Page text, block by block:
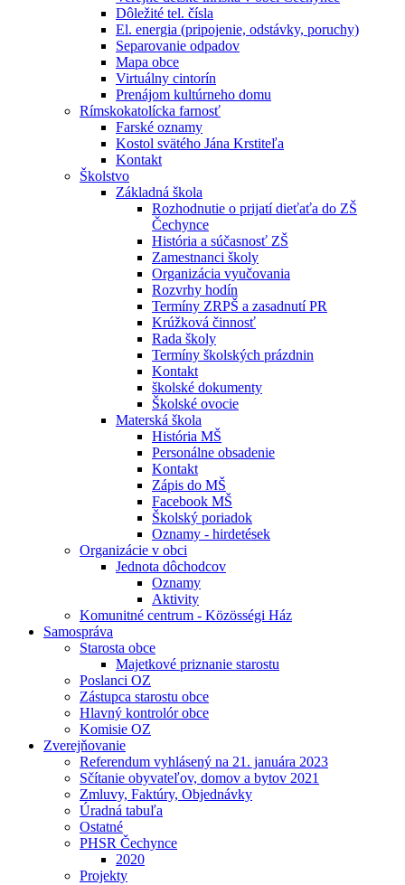
Dôležité tel. čísla
El. energia (pripojenie, odstávky, poruchy)
Separovanie odpadov
Mapa obce
Virtuálny cintorín
Prenájom kultúrneho domu
Rímskokatolícka farnosť
Farské oznamy
Kostol svätého Jána Krstiteľa
Kontakt
Školstvo
Základná škola
Rozhodnutie o prijatí dieťaťa do ZŠ
Čechynce
História a súčasnosť ZŠ
Zamestnanci školy
Organizácia vyučovania
Rozvrhy hodín
Termíny ZRPŠ a zasadnutí PR
Krúžková činnosť
Rada školy
Termíny školských prázdnin
Kontakt
školské dokumenty
Školské ovocie
Materská škola
História MŠ
Personálne obsadenie
Kontakt
Zápis do MŠ
Facebook MŠ
Školský poriadok
Oznamy - hirdetések
Organizácie v obci
Jednota dôchodcov
Oznamy
Aktivity
Komunitné centrum - Közösségi Ház
Samospráva
Starosta obce
Majetkové priznanie starostu
Poslanci OZ
Zástupca starostu obce
Hlavný kontrolór obce
Komisie OZ
Zverejňovanie
Referendum vyhlásený na 21. januára 2023
Sčítanie obyvateľov, domov a bytov 2021
Zmluvy, Faktúry, Objednávky
Úradná tabuľa
Ostatné
PHSR Čechynce
2020
Projekty